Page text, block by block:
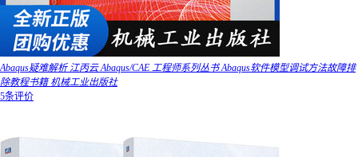
Abaqus疑难解析 江丙云 Abaqus/CAE 工程师系列丛书 Abaqus软件模型调试方法故障排
除教程书籍 机械工业出版社
5条评价